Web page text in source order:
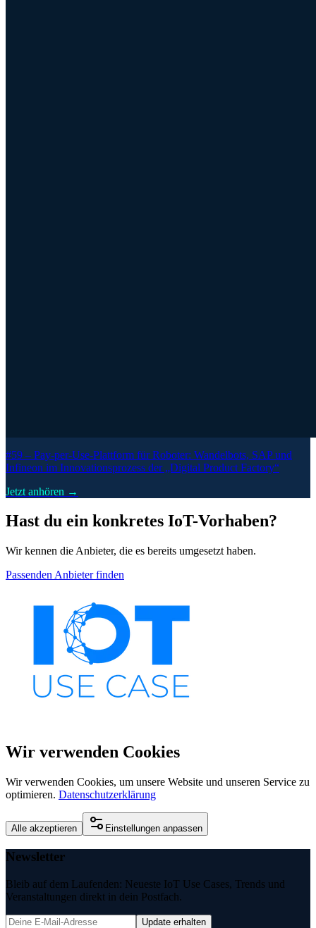
#59 – Pay-per-Use-Plattform für Roboter: Wandelbots, SAP und
Infineon im Innovationsprozess der „Digital Product Factory“
Jetzt anhören →
Hast du ein konkretes IoT-Vorhaben?
Wir kennen die Anbieter, die es bereits umgesetzt haben.
Passenden Anbieter finden
Wir verwenden Cookies
Wir verwenden Cookies, um unsere Website und unseren Service zu
optimieren. Datenschutzerklärung
Alle akzeptieren Einstellungen anpassen
Newsletter
Bleib auf dem Laufenden: Neueste IoT Use Cases, Trends und
Veranstaltungen direkt in dein Postfach.
Update erhalten